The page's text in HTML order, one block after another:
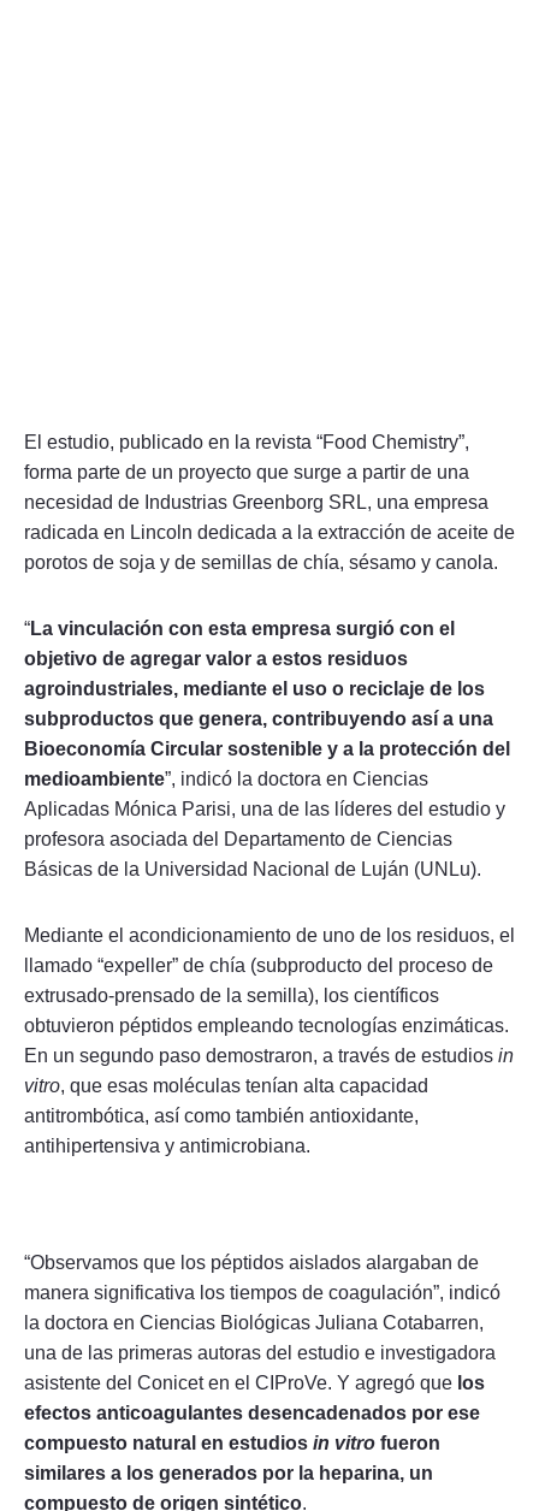
El estudio, publicado en la revista “Food Chemistry”,
forma parte de un proyecto que surge a partir de una
necesidad de Industrias Greenborg SRL, una empresa
radicada en Lincoln dedicada a la extracción de aceite de
porotos de soja y de semillas de chía, sésamo y canola.
“La vinculación con esta empresa surgió con el
objetivo de agregar valor a estos residuos
agroindustriales, mediante el uso o reciclaje de los
subproductos que genera, contribuyendo así a una
Bioeconomía Circular sostenible y a la protección del
medioambiente”, indicó la doctora en Ciencias
Aplicadas Mónica Parisi, una de las líderes del estudio y
profesora asociada del Departamento de Ciencias
Básicas de la Universidad Nacional de Luján (UNLu).
Mediante el acondicionamiento de uno de los residuos, el
llamado “expeller” de chía (subproducto del proceso de
extrusado-prensado de la semilla), los científicos
obtuvieron péptidos empleando tecnologías enzimáticas.
En un segundo paso demostraron, a través de estudios in
vitro, que esas moléculas tenían alta capacidad
antitrombótica, así como también antioxidante,
antihipertensiva y antimicrobiana.
“Observamos que los péptidos aislados alargaban de
manera significativa los tiempos de coagulación”, indicó
la doctora en Ciencias Biológicas Juliana Cotabarren,
una de las primeras autoras del estudio e investigadora
asistente del Conicet en el CIProVe. Y agregó que los
efectos anticoagulantes desencadenados por ese
compuesto natural en estudios in vitro fueron
similares a los generados por la heparina, un
compuesto de origen sintético.